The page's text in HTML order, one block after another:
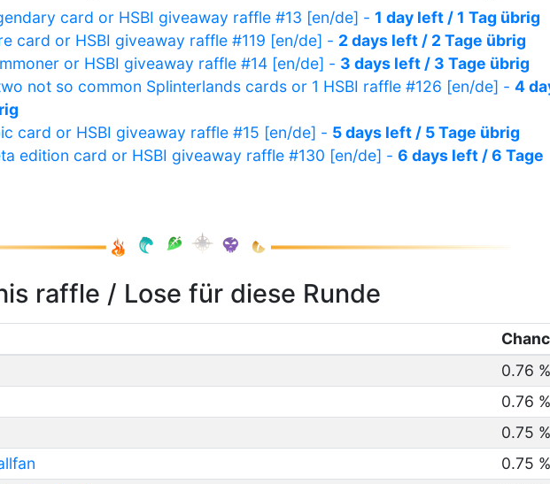
card or HSBI giveaway raffle #13 [en/de] - 1 day left / 1 Tag übrig
card or HSBI giveaway raffle #119 [en/de] - 2 days left / 2 Tage übrig
or HSBI giveaway raffle #14 [en/de] - 3 days left / 3 Tage übrig
not so common Splinterlands cards or 1 HSBI raffle #126 [en/de] - 4
card or HSBI giveaway raffle #15 [en/de] - 5 days left / 5 Tage übrig
edition card or HSBI giveaway raffle #130 [en/de] - 6 days left / 6 Tage
raffle / Lose für diese Runde
0.76 %
0.76 %
0.75 %
0.75 %